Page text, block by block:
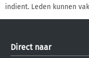
indient. Leden kunnen
Direct naar